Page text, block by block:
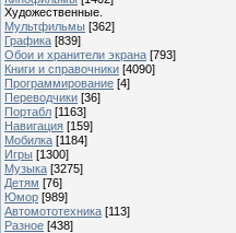
Художественные.
Мультфильмы [362]
Графика [839]
Обои и хранители экрана [793]
Книги и справочники [4090]
Программирование [4]
Переводчики [36]
Портабл [1163]
Навигация [159]
Мобилка [1184]
Игры [1300]
Музыка [3275]
Детям [76]
Юмор [989]
Автомототехника [113]
Разное [438]